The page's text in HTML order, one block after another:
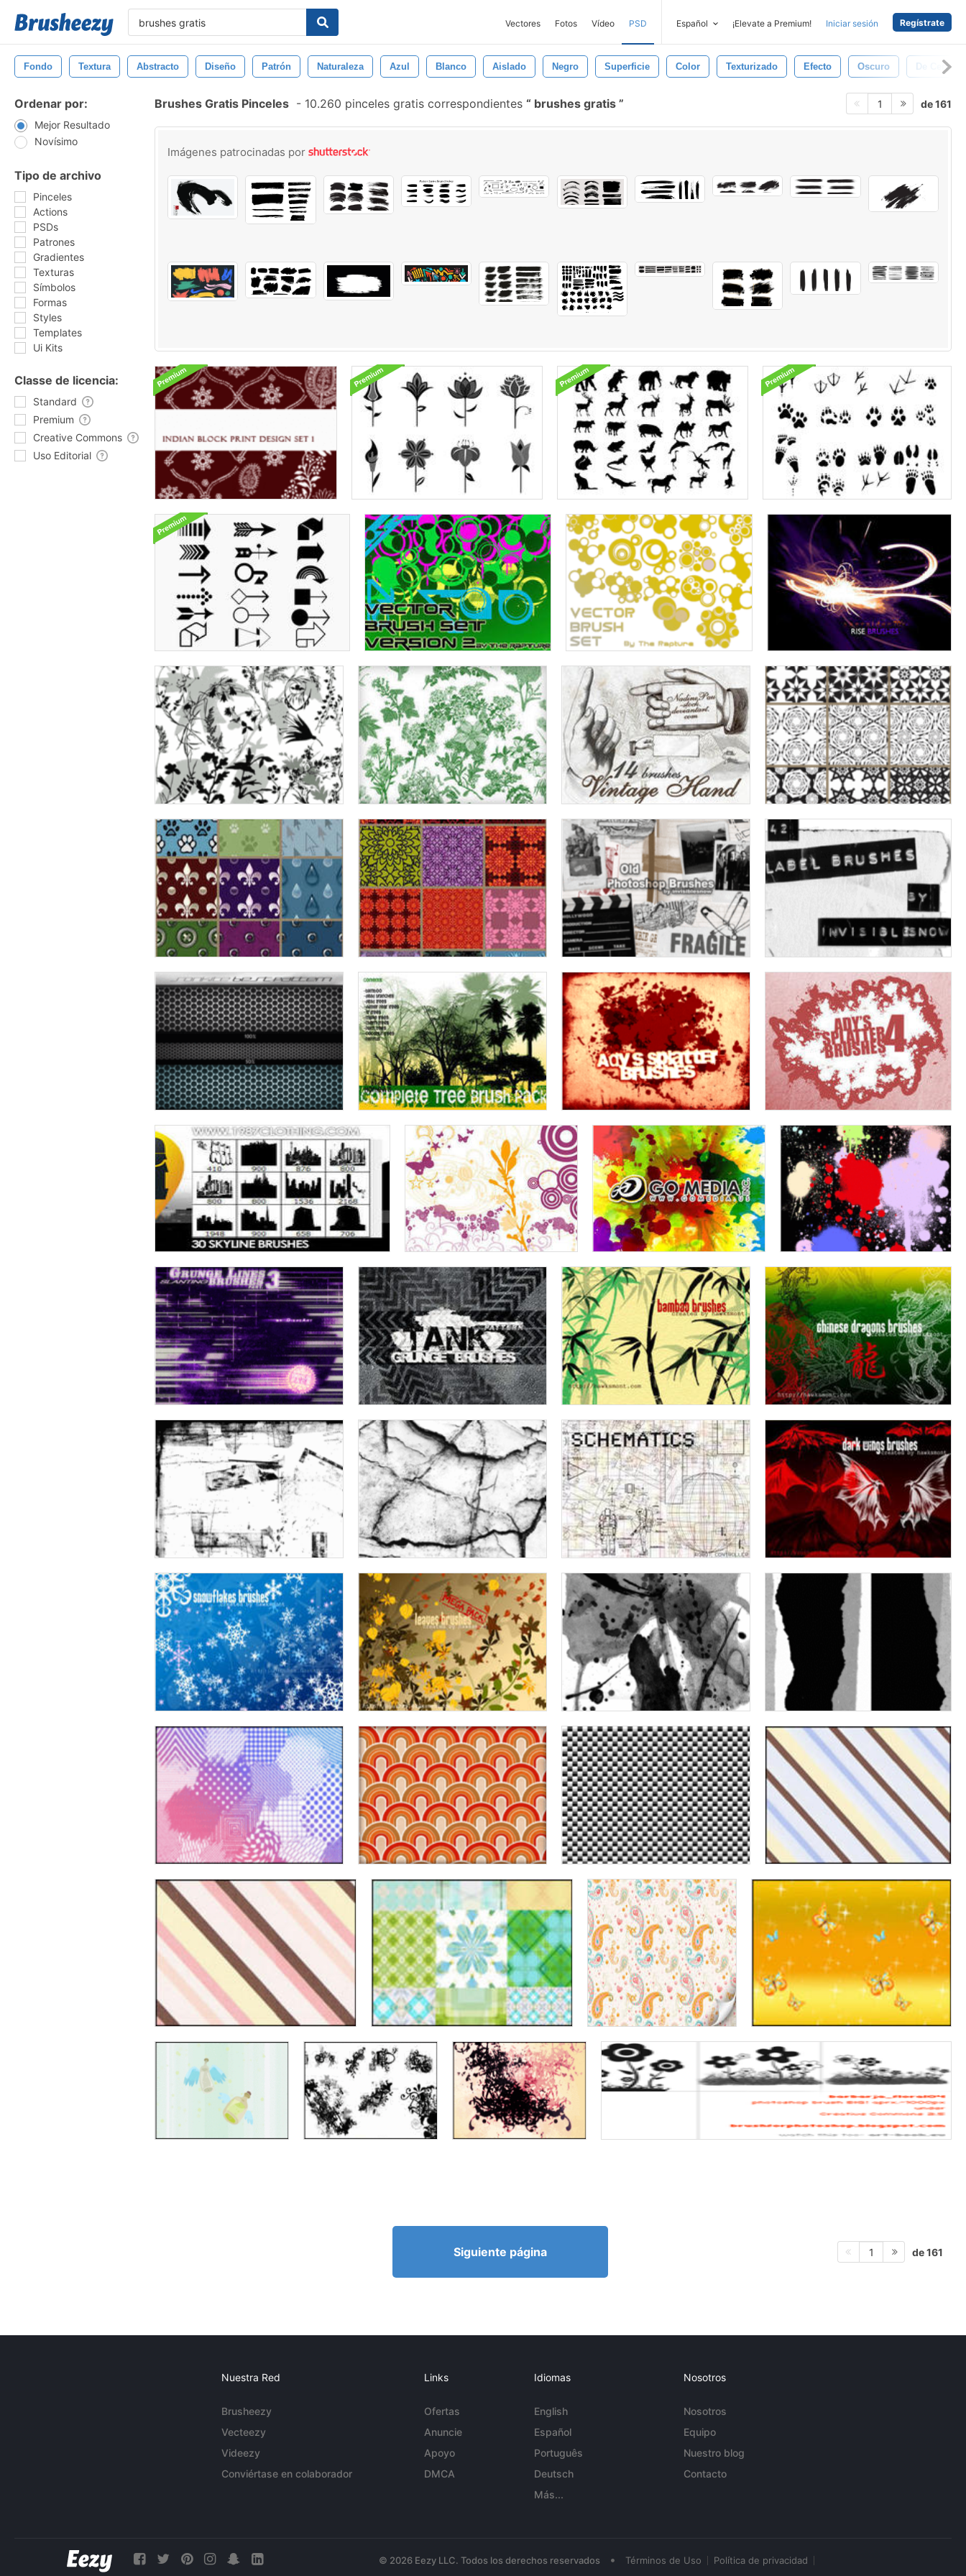
Vectores Fotos Vídeo PSD Español ¡Elevate a Premium! Iniciar sesión Regístrate
Fondo Textura Abstracto Diseño Patrón Naturaleza Azul Blanco Aislado Negro Superficie Color Texturizado Efecto Oscuro De Cerca
Ordenar por:
Mejor Resultado
Novísimo
Tipo de archivo
Pinceles
Actions
PSDs
Patrones
Gradientes
Texturas
Símbolos
Formas
Styles
Templates
Ui Kits
Classe de licencia:
Standard
Premium
Creative Commons
Uso Editorial
Brushes Gratis Pinceles - 10.260 pinceles gratis correspondientes brushes gratis 1 de 161
Imágenes patrocinadas por
Siguiente página 1 de 161
Nuestra Red
Brusheezy
Vecteezy
Videezy
Conviértase en colaborador
Links
Ofertas
Anuncie
Apoyo
DMCA
Idiomas
English
Español
Português
Deutsch
Más...
Nosotros
Nosotros
Equipo
Nuestro blog
Contacto
© 2026 Eezy LLC. Todos los derechos reservados • Términos de Uso Política de privacidad